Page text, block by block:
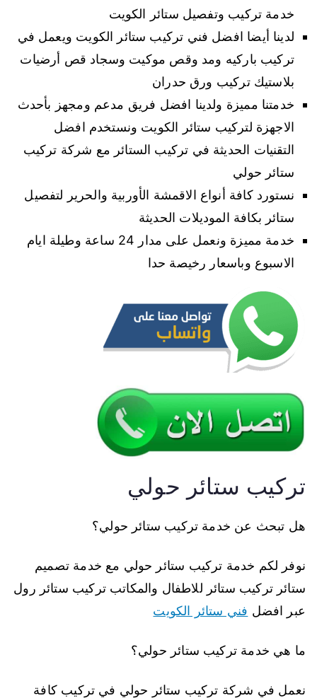
خدمة تركيب وتفصيل ستائر الكويت
لدينا أيضا افضل فني تركيب ستائر الكويت ويعمل في
تركيب باركيه ومد وقص موكيت وسجاد قص أرضيات
بلاستيك تركيب ورق حدران
خدمتنا مميزة ولدينا افضل فريق مدعم ومجهز بأحدث
الاجهزة لتركيب ستائر الكويت ونستخدم افضل
التقنيات الحديثة في تركيب الستائر مع شركة تركيب
ستائر حولي
نستورد كافة أنواع الاقمشة الأوربية والحرير لتفصيل
ستائر بكافة الموديلات الحديثة
خدمة مميزة ونعمل على مدار 24 ساعة وطيلة ايام
الاسبوع وباسعار رخيصة حدا
تركيب ستائر حولي
هل تبحث عن خدمة تركيب ستائر حولي؟
نوفر لكم خدمة تركيب ستائر حولي مع خدمة تصميم
ستائر تركيب ستائر للاطفال والمكاتب تركيب ستائر رول
عبر افضل فني ستائر الكويت
ما هي خدمة تركيب ستائر حولي؟
نعمل في شركة تركيب ستائر حولي في تركيب كافة